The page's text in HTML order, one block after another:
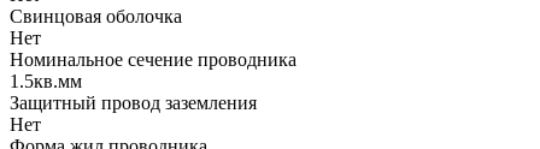
Свинцовая оболочка
Нет
Номинальное сечение проводника
1.5кв.мм
Защитный провод заземления
Нет